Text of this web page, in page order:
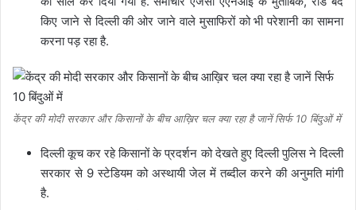
किए जाने से दिल्ली की ओर जाने वाले मुसाफिरों को भी परेशानी का सामना
करना पड़ रहा है.
केंद्र की मोदी सरकार और किसानों के बीच आख़िर चल क्या रहा है जानें सिर्फ 10 बिंदुओं में
दिल्ली कूच कर रहे किसानों के प्रदर्शन को देखते हुए दिल्ली पुलिस ने दिल्ली
सरकार से 9 स्टेडियम को अस्थायी जेल में तब्दील करने की अनुमति मांगी
है.